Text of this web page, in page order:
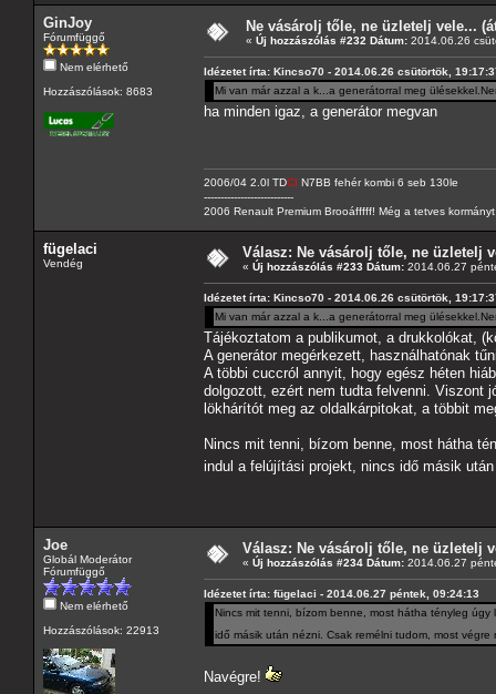
GinJoy
Fórumfüggő
Nem elérhető
Hozzászólások: 8683
Ne vásárolj tőle, ne üzletelj vele...
« Új hozzászólás #232 Dátum: 2014.06.26
Idézetet írta: Kincso70 - 2014.06.26 csütörtök,
Mi van már azzal a k...a generátorral meg
ha minden igaz, a generátor megvan
2006/04 2.0l TDCI N7BB fehér kombi 6 seb 130le
---------------------------
2006 Renault Premium Brooáfffff! Még a tetves
fügelaci
Vendég
Válasz: Ne vásárolj tőle, ne üzletelj
« Új hozzászólás #233 Dátum: 2014.06.27
Idézetet írta: Kincso70 - 2014.06.26 csütörtök,
Mi van már azzal a k...a generátorral meg
Tájékoztatom a publikumot, a drukkolókat,
A generátor megérkezett, használhatónak
A többi cuccról annyit, hogy egész héten
dolgozott, ezért nem tudta felvenni. Viszont
lökhárítót meg az oldalkárpitokat, a többit
Nincs mit tenni, bízom benne, most hátha
indul a felújítási projekt, nincs idő másik
Joe
Globál Moderátor
Fórumfüggő
Nem elérhető
Hozzászólások: 22913
Válasz: Ne vásárolj tőle, ne üzletelj
« Új hozzászólás #234 Dátum: 2014.06.27
Idézetet írta: fügelaci - 2014.06.27 péntek, 09:24:13
Nincs mit tenni, bízom benne, most hátha tényleg
idő másik után nézni. Csak remélni tudom, most
Navégre!